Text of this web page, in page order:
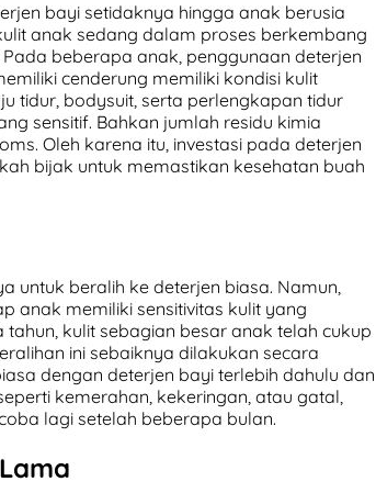
bayi setidaknya hingga anak berusia
anak sedang dalam proses berkembang
beberapa anak, penggunaan deterjen
cenderung memiliki kondisi kulit
tidur, bodysuit, serta perlengkapan tidur
sensitif. Bahkan jumlah residu kimia
Oleh karena itu, investasi pada deterjen
bijak untuk memastikan kesehatan buah
untuk beralih ke deterjen biasa. Namun,
anak memiliki sensitivitas kulit yang
kulit sebagian besar anak telah cukup
ini sebaiknya dilakukan secara
dengan deterjen bayi terlebih dahulu dan
kemerahan, kekeringan, atau gatal,
lagi setelah beberapa bulan.